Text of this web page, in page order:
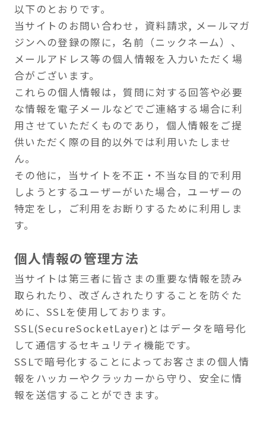
当サイトは第三者に皆さまの重要な情報を読み
取られたり、改ざんされたりすることを防ぐた
めに、SSLを使用しております。
SSL(SecureSocketLayer)とはデータを暗号化
して通信するセキュリティ機能です。
SSLで暗号化することによってお客さまの個人情
報をハッカーやクラッカーから守り、安全に情
報を送信することができます。
個人情報の第三者提供
当サイトは次に掲げる場合を除いて、あらかじ
めユーザーの同意を得ることなく第三者に個人
情報を提供することはありません。
ただし、個人情報保護法その他の法令で認めら
れる場合を除きます。
個人情報の開示、訂正などの手続きに
ついて
ご本人からの個人情報の開示、訂正、追加、削
除、利用停止のご希望の場合には、ご本人であ
ることを確認させて頂いた上、速やかに対応さ
せていただきます。
免責事項
当サイトからのリンクやバナーなどで移動した
サイトで提供される情報、サービス等について
一切の責任を負いません。